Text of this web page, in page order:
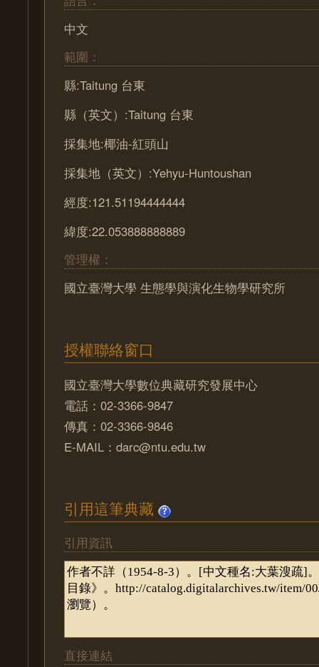
中文
範圍：
縣:Taitung 台東
縣（英文）:Taitung 台東
採集地:椰油-紅頭山
採集地（英文）:Yehyu-Huntoushan
經度:121.51194444444
緯度:22.053888888889
管理權：
國立臺灣大學 生態學與演化生物學研究所
授權聯絡窗口
國立臺灣大學數位典藏研究發展中心
電話：02-3366-9847
傳真：02-3366-9846
E-MAIL：darc@ntu.edu.tw
引用這筆典藏
引用資訊
直接連結